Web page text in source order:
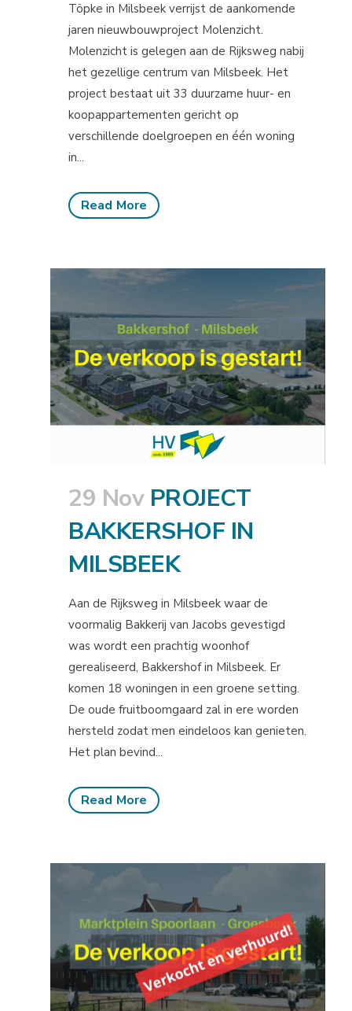
Töpke in Milsbeek verrijst de aankomende
jaren nieuwbouwproject Molenzicht.
Molenzicht is gelegen aan de Rijksweg nabij
het gezellige centrum van Milsbeek. Het
project bestaat uit 33 duurzame huur- en
koopappartementen gericht op
verschillende doelgroepen en één woning
in...
Read More
29 Nov PROJECT
BAKKERSHOF IN
MILSBEEK
Aan de Rijksweg in Milsbeek waar de
voormalig Bakkerij van Jacobs gevestigd
was wordt een prachtig woonhof
gerealiseerd, Bakkershof in Milsbeek. Er
komen 18 woningen in een groene setting.
De oude fruitboomgaard zal in ere worden
hersteld zodat men eindeloos kan genieten.
Het plan bevind...
Read More